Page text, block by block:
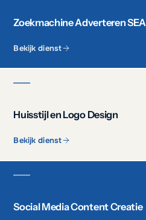
Zoekmachine Adverteren SEA
Bekijk dienst
Huisstijl en Logo Design
Bekijk dienst
Social Media Content Creatie